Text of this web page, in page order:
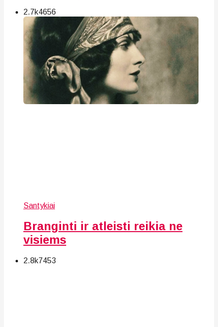
2.7k4656
Santykiai
Branginti ir atleisti reikia ne
visiems
2.8k7453